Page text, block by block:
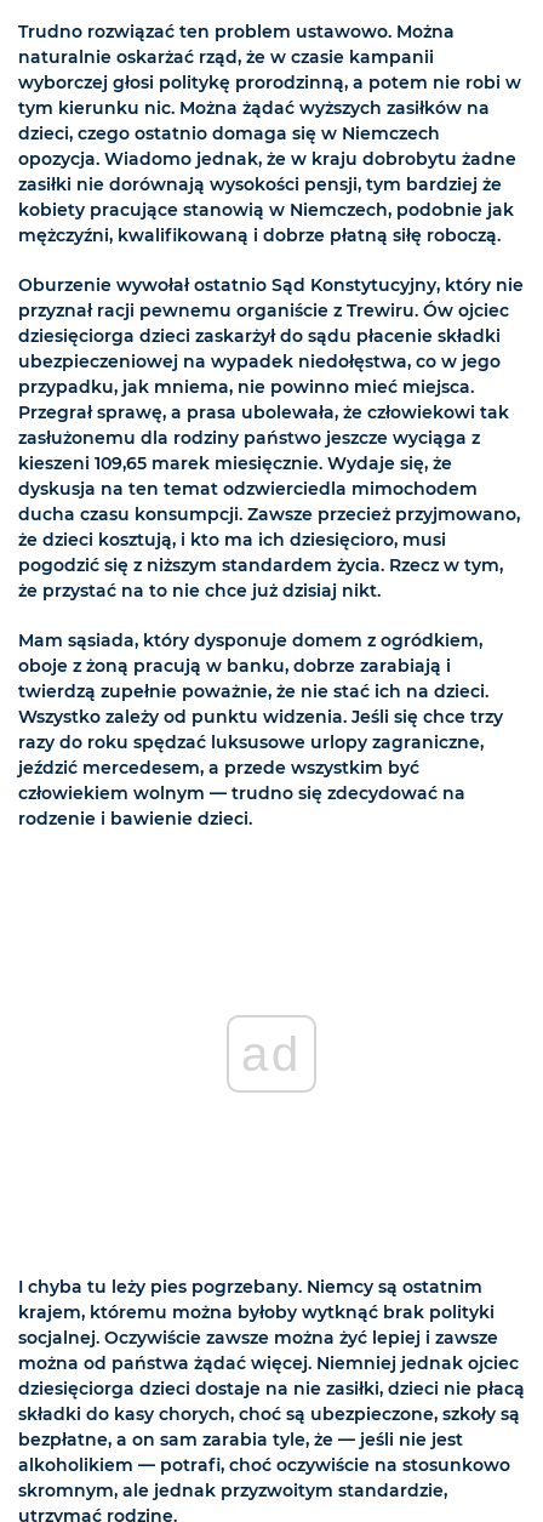
Trudno rozwiązać ten problem ustawowo. Można
naturalnie oskarżać rząd, że w czasie kampanii
wyborczej głosi politykę prorodzinną, a potem nie robi w
tym kierunku nic. Można żądać wyższych zasiłków na
dzieci, czego ostatnio domaga się w Niemczech
opozycja. Wiadomo jednak, że w kraju dobrobytu żadne
zasiłki nie dorównają wysokości pensji, tym bardziej że
kobiety pracujące stanowią w Niemczech, podobnie jak
mężczyźni, kwalifikowaną i dobrze płatną siłę roboczą.
Oburzenie wywołał ostatnio Sąd Konstytucyjny, który nie
przyznał racji pewnemu organiście z Trewiru. Ów ojciec
dziesięciorga dzieci zaskarżył do sądu płacenie składki
ubezpieczeniowej na wypadek niedołęstwa, co w jego
przypadku, jak mniema, nie powinno mieć miejsca.
Przegrał sprawę, a prasa ubolewała, że człowiekowi tak
zasłużonemu dla rodziny państwo jeszcze wyciąga z
kieszeni 109,65 marek miesięcznie. Wydaje się, że
dyskusja na ten temat odzwierciedla mimochodem
ducha czasu konsumpcji. Zawsze przecież przyjmowano,
że dzieci kosztują, i kto ma ich dziesięcioro, musi
pogodzić się z niższym standardem życia. Rzecz w tym,
że przystać na to nie chce już dzisiaj nikt.
Mam sąsiada, który dysponuje domem z ogródkiem,
oboje z żoną pracują w banku, dobrze zarabiają i
twierdzą zupełnie poważnie, że nie stać ich na dzieci.
Wszystko zależy od punktu widzenia. Jeśli się chce trzy
razy do roku spędzać luksusowe urlopy zagraniczne,
jeździć mercedesem, a przede wszystkim być
człowiekiem wolnym — trudno się zdecydować na
rodzenie i bawienie dzieci.
ad
I chyba tu leży pies pogrzebany. Niemcy są ostatnim
krajem, któremu można byłoby wytknąć brak polityki
socjalnej. Oczywiście zawsze można żyć lepiej i zawsze
można od państwa żądać więcej. Niemniej jednak ojciec
dziesięciorga dzieci dostaje na nie zasiłki, dzieci nie płacą
składki do kasy chorych, choć są ubezpieczone, szkoły są
bezpłatne, a on sam zarabia tyle, że — jeśli nie jest
alkoholikiem — potrafi, choć oczywiście na stosunkowo
skromnym, ale jednak przyzwoitym standardzie,
utrzymać rodzinę.